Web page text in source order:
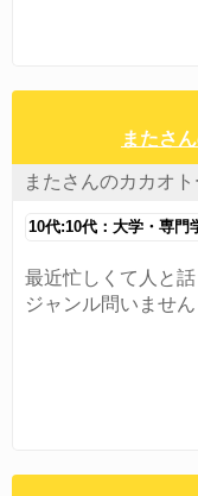
またさ
またさんのカカオ
10代:10代：大学・専門
最近忙しくて人と
ジャンル問いません